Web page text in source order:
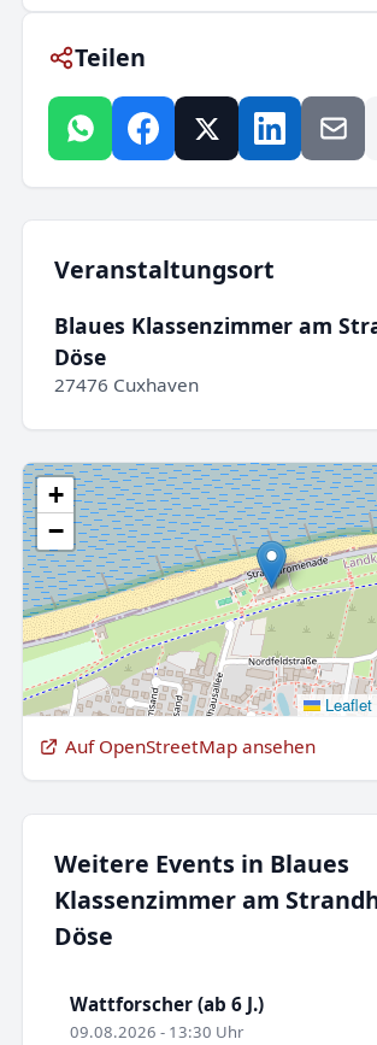
Teilen
Veranstaltungsort
Blaues Klassenzimmer am
Döse
27476 Cuxhaven
+
−
Leaflet
Auf OpenStreetMap ansehen
Weitere Events in Blaues
Klassenzimmer am
Döse
Wattforscher (ab 6 J.)
09.08.2026 - 13:30 Uhr